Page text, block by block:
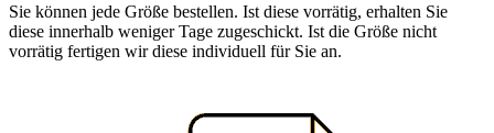
Sie können jede Größe bestellen. Ist diese vorrätig, erhalten Sie
diese innerhalb weniger Tage zugeschickt. Ist die Größe nicht
vorrätig fertigen wir diese individuell für Sie an.